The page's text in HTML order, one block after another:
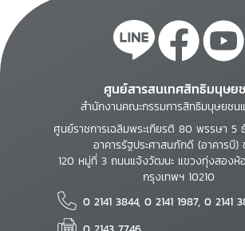
ศูนย์สารสนเทศสิทธิมนุษย
สำนักงานคณะกรรมการสิทธิมนุษยชน
ศูนย์ราชการเฉลิมพระเกียรติ 80 พรรษา 5
อาคารรัฐประศาสนภักดี (อาคารบี)
120 หมู่ที่ 3 ถนนแจ้งวัฒนะ แขวงทุ่งสองห้
กรุงเทพฯ 10210
0 2141 3844, 0 2141 1987, 0 2141